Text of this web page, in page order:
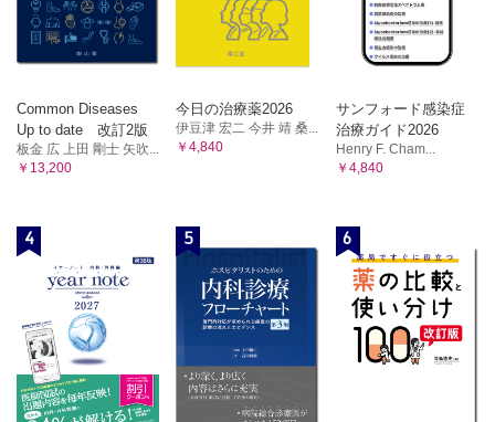
Common Diseases
Up to date 改訂2版
板金 広 上田 剛士 矢吹...
￥13,200
今日の治療薬2026
伊豆津 宏二 今井 靖 桑...
￥4,840
サンフォード感染症
治療ガイド2026
Henry F. Cham...
￥4,840
4 5 6